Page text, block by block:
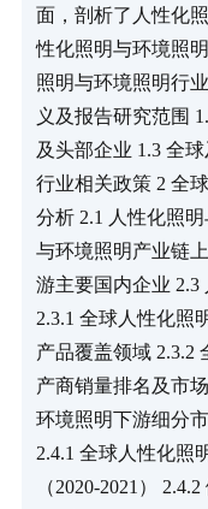
面，剖析了人性化
性化照明与环境照
照明与环境照明行
义及报告研究范围
及头部企业 1.3 全
行业相关政策 2 全
分析 2.1 人性化照
与环境照明产业链
游主要国内企业
2.3.1 全球人性化照
产品覆盖领域 2.3.2
产商销量排名及市
环境照明下游细分
2.4.1 全球人性化照
（2020-2021）